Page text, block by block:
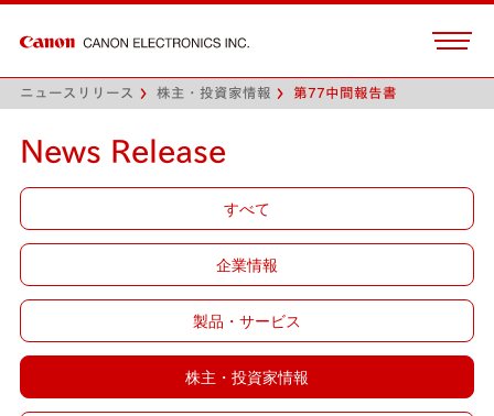
ニュースリリース 株主・投資家情報 第77中間報告書
News Release
すべて
企業情報
製品・サービス
株主・投資家情報